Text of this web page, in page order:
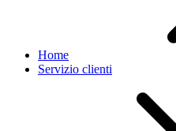
Home
Servizio clienti